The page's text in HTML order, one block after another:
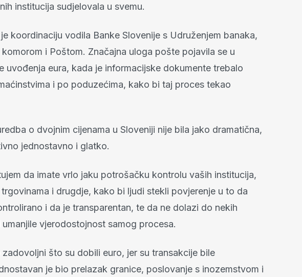
institucija sudjelovala u svemu.
koordinaciju vodila Banke Slovenije s Udruženjem banaka,
i Poštom. Značajna uloga pošte pojavila se u
uvođenja eura, kada je informacijske dokumente trebalo
i po poduzećima, kako bi taj proces tekao
o dvojnim cijenama u Sloveniji nije bila jako dramatična,
jednostavno i glatko.
da imate vrlo jaku potrošačku kontrolu vaših institucija,
i drugdje, kako bi ljudi stekli povjerenje u to da
i da je transparentan, te da ne dolazi do nekih
vjerodostojnost samog procesa.
zadovoljni što su dobili euro, jer su transakcije bile
je bio prelazak granice, poslovanje s inozemstvom i